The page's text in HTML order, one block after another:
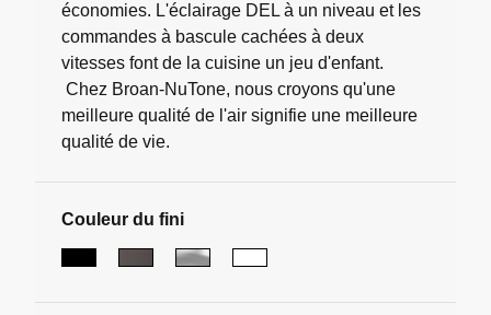
économies. L'éclairage DEL à un niveau et les
commandes à bascule cachées à deux
vitesses font de la cuisine un jeu d'enfant.
Chez Broan-NuTone, nous croyons qu'une
meilleure qualité de l'air signifie une meilleure
qualité de vie.
Couleur du fini